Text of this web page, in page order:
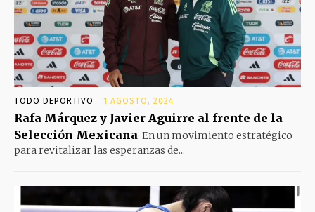
TODO DEPORTIVO 1 AGOSTO, 2024
Rafa Márquez y Javier Aguirre al frente de la
Selección Mexicana En un movimiento estratégico
para revitalizar las esperanzas de...